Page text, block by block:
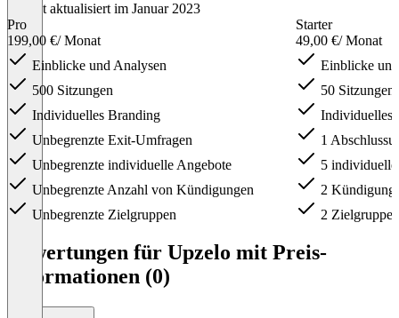
Zuletzt aktualisiert im Januar 2023
Pro
199,00 €/ Monat
Einblicke und Analysen
500 Sitzungen
Individuelles Branding
Unbegrenzte Exit-Umfragen
Unbegrenzte individuelle Angebote
Unbegrenzte Anzahl von Kündigungen
Unbegrenzte Zielgruppen
Starter
49,00 €/ Monat
Einblicke
50 Sitzungen
Individuelles
1
5
2
2 Zielgruppen
Bewertungen für Upzelo mit Preis-
Informationen (0)